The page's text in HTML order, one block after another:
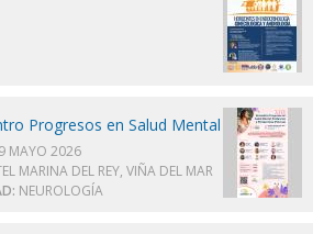
Progresos en Salud Mental
MAYO 2026
MARINA DEL REY, VIÑA DEL MAR
NEUROLOGÍA